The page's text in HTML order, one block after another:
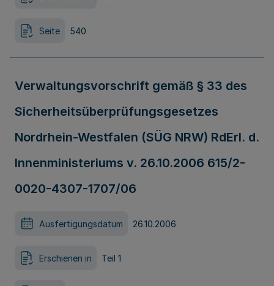
Seite 540
Verwaltungsvorschrift gemäß § 33 des
Sicherheitsüberprüfungsgesetzes
Nordrhein-Westfalen (SÜG NRW) RdErl. d.
Innenministeriums v. 26.10.2006 615/2-
0020-4307-1707/06
Ausfertigungsdatum 26.10.2006
Erschienen in Teil 1